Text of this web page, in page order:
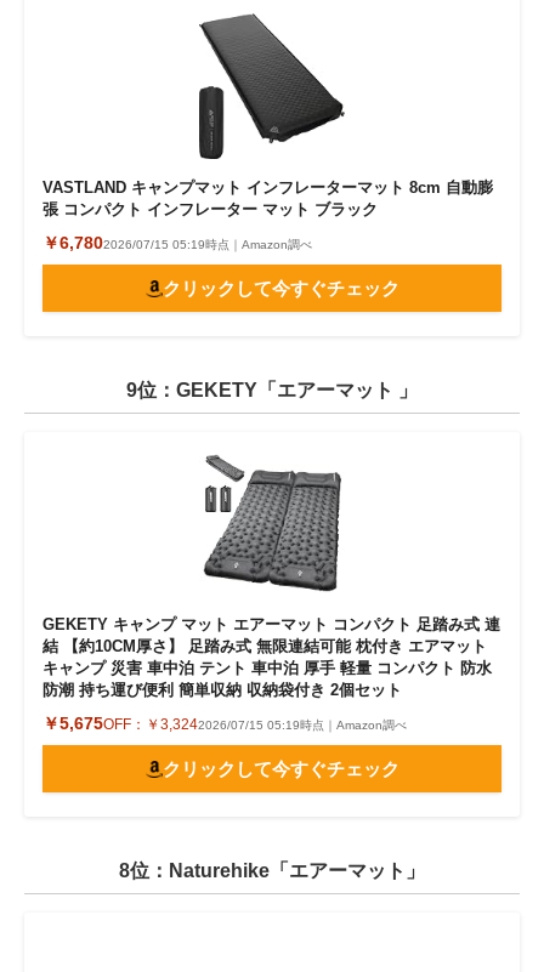
VASTLAND キャンプマット インフレーターマット 8cm 自動膨
張 コンパクト インフレーター マット ブラック
￥6,7802026/07/15 05:19時点｜Amazon調べ
クリックして今すぐチェック
9位：GEKETY「エアーマット 」
GEKETY キャンプ マット エアーマット コンパクト 足踏み式 連
結 【約10CM厚さ】 足踏み式 無限連結可能 枕付き エアマット
キャンプ 災害 車中泊 テント 車中泊 厚手 軽量 コンパクト 防水
防潮 持ち運び便利 簡単収納 収納袋付き 2個セット
￥5,675OFF： ￥3,3242026/07/15 05:19時点｜Amazon調べ
クリックして今すぐチェック
8位：Naturehike「エアーマット」